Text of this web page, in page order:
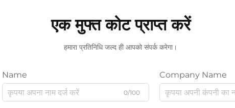
एक मुफ्त कोट प्राप्त करें
हमारा प्रतिनिधि जल्द ही आपको संपर्क करेगा।
Name
0/100
Company Name